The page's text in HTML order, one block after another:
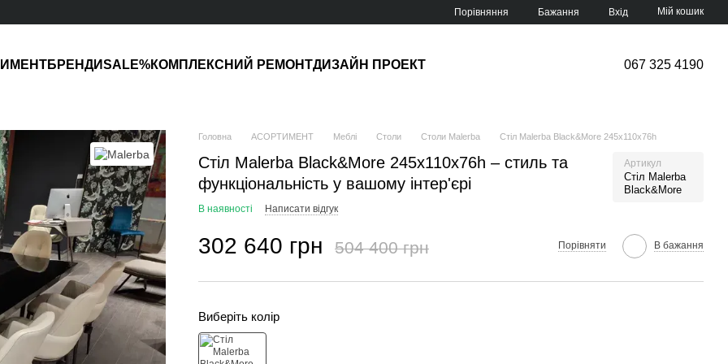
Порівняння Бажання Вхід Мій кошик
БРЕНДИSALE%КОМПЛЕКСНИЙ РЕМОНТДИЗАЙН ПРОЕКТ 067 325 4190
Головна АСОРТИМЕНТ Меблі Столи Столи Malerba Стіл Malerba Black&More 245х110х76h
Стіл Malerba Black&More 245х110х76h – стиль та
функціональність у вашому інтер'єрі
Артикул
Стіл Malerba
Black&More
В наявності Написати відгук
302 640 грн 504 400 грн Порівняти В бажання
Виберіть колір